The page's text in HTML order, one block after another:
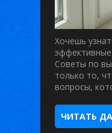
Хочешь
Советы по
только то,
вопросы,
ЧИТАТЬ